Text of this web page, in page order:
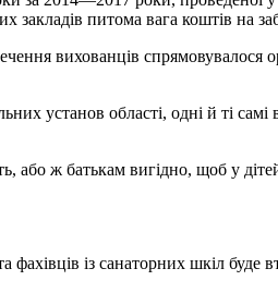
закладів питома вага коштів на
вихованців
установ області, одні й ті
ж батькам вигідно, щоб у
із санаторних шкіл буде